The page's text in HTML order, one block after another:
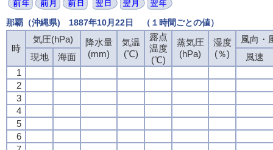
那覇（沖縄県) 1887年10月22日 （１時間ごとの値）
時
気圧(hPa)
降水量
(mm)
気温
(℃)
露点
温度
(℃)
蒸気圧
(hPa)
湿度
(％)
風向・
現地
海面
風速
1
2
3
4
5
6